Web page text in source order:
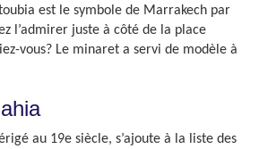
est le symbole de Marrakech par
l’admirer juste à côté de la place
vous? Le minaret a servi de modèle à
au 19e siècle, s’ajoute à la liste des